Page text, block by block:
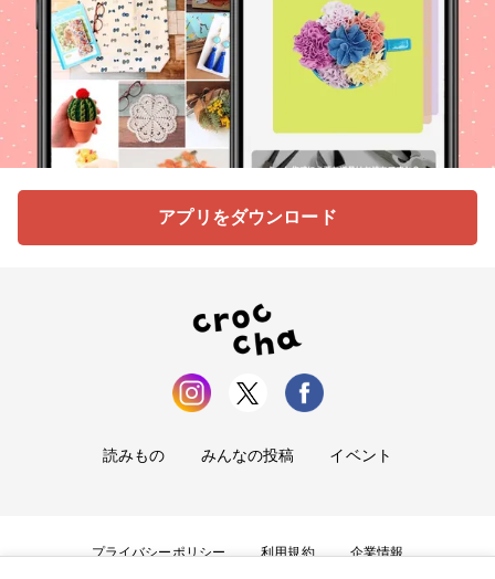
アプリをダウンロード
読みもの みんなの投稿 イベント
プライバシーポリシー 利用規約 企業情報